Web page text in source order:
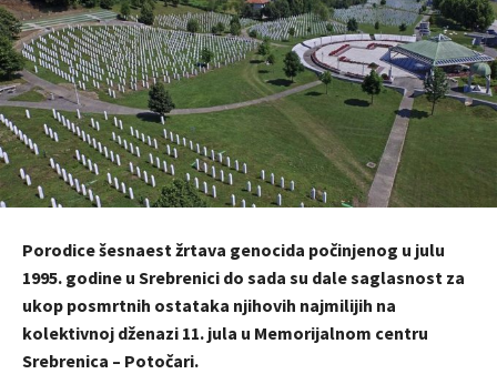
Porodice šesnaest žrtava genocida počinjenog u julu
1995. godine u Srebrenici do sada su dale saglasnost za
ukop posmrtnih ostataka njihovih najmilijih na
kolektivnoj dženazi 11. jula u Memorijalnom centru
Srebrenica – Potočari.